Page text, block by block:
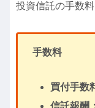
投資信託の手数
手数料
買付手数